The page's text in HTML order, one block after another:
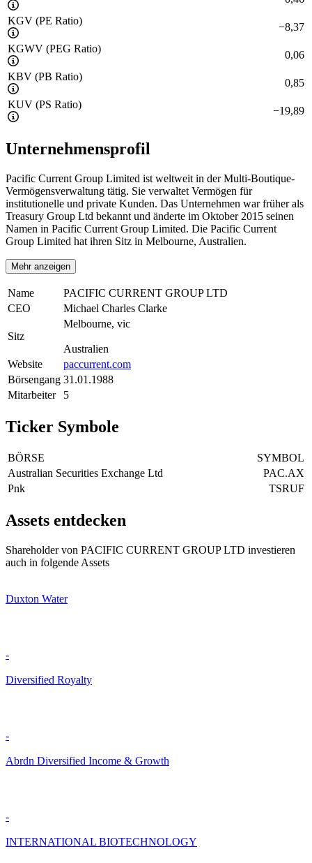
KGV (PE Ratio)
−8,37
KGWV (PEG Ratio)
0,06
KBV (PB Ratio)
0,85
KUV (PS Ratio)
−19,89
Unternehmensprofil
Pacific Current Group Limited ist weltweit in der Multi-Boutique-
Vermögensverwaltung tätig. Sie verwaltet Vermögen für
institutionelle und private Kunden. Das Unternehmen war früher als
Treasury Group Ltd bekannt und änderte im Oktober 2015 seinen
Namen in Pacific Current Group Limited. Die Pacific Current
Group Limited hat ihren Sitz in Melbourne, Australien.
Mehr anzeigen
Name
PACIFIC CURRENT GROUP LTD
CEO
Michael Charles Clarke
Sitz
Melbourne, vic
Australien
Website
paccurrent.com
Börsengang 31.01.1988
Mitarbeiter
5
Ticker Symbole
BÖRSE
SYMBOL
Australian Securities Exchange Ltd
PAC.AX
Pnk
TSRUF
Assets entdecken
Shareholder von PACIFIC CURRENT GROUP LTD investieren
auch in folgende Assets
Duxton Water
-
Diversified Royalty
-
Abrdn Diversified Income & Growth
-
INTERNATIONAL BIOTECHNOLOGY